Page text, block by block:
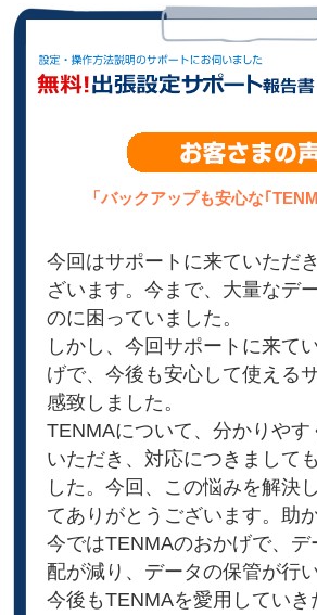
「バックアップも安心な｢
今回はサポートに来ていただ
ざいます。今まで、大量なデ
のに困っていました。
しかし、今回サポートに来て
げで、今後も安心して使える
感致しました。
TENMAについて、分かりやす
いただき、対応につきまして
した。今回、この悩みを解決
てありがとうございます。助
今ではTENMAのおかげで、デ
配が減り、データの保管が行
今後もTENMAを愛用していき